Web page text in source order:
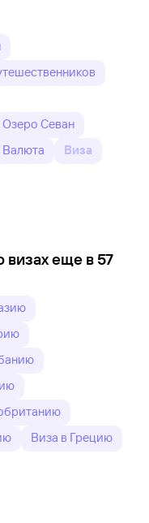
Озеро Севан
Валюта Виза
визах еще в 57
Виза в Грецию